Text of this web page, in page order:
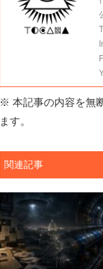
※ 本記事の内容を無
ます。
関連記事